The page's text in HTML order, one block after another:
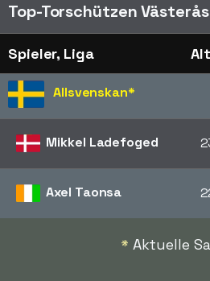
Top-Torschützen
Spieler, Liga
Allsvenskan*
Mikkel Ladefoged
Axel Taonsa
* Aktuelle